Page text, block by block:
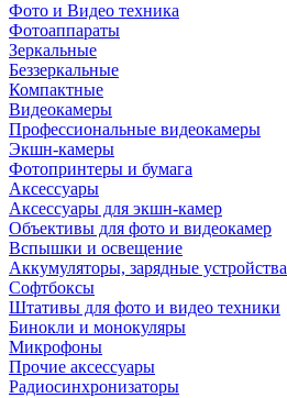
Фото и Видео техника
Фотоаппараты
Зеркальные
Беззеркальные
Компактные
Видеокамеры
Профессиональные видеокамеры
Экшн-камеры
Фотопринтеры и бумага
Аксессуары
Аксессуары для экшн-камер
Объективы для фото и видеокамер
Вспышки и освещение
Аккумуляторы, зарядные устройства
Софтбоксы
Штативы для фото и видео техники
Бинокли и монокуляры
Микрофоны
Прочие аксессуары
Радиосинхронизаторы